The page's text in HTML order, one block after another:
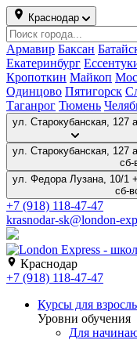
Краснодар
Армавир Баксан
Екатеринбург
Кропоткин Майкоп
Одинцово Пятигорск
Таганрог Тюмень
ул. Старокубанская, 127 а
ул. Старокубанская, 127 а
сб-
ул. Федора Лузана, 10/1
сб-
+7 (918) 118-47-47
krasnodar-sk@london-
Краснодар
+7 (918) 118-47-47
Курсы для
Уровни обучения
Для